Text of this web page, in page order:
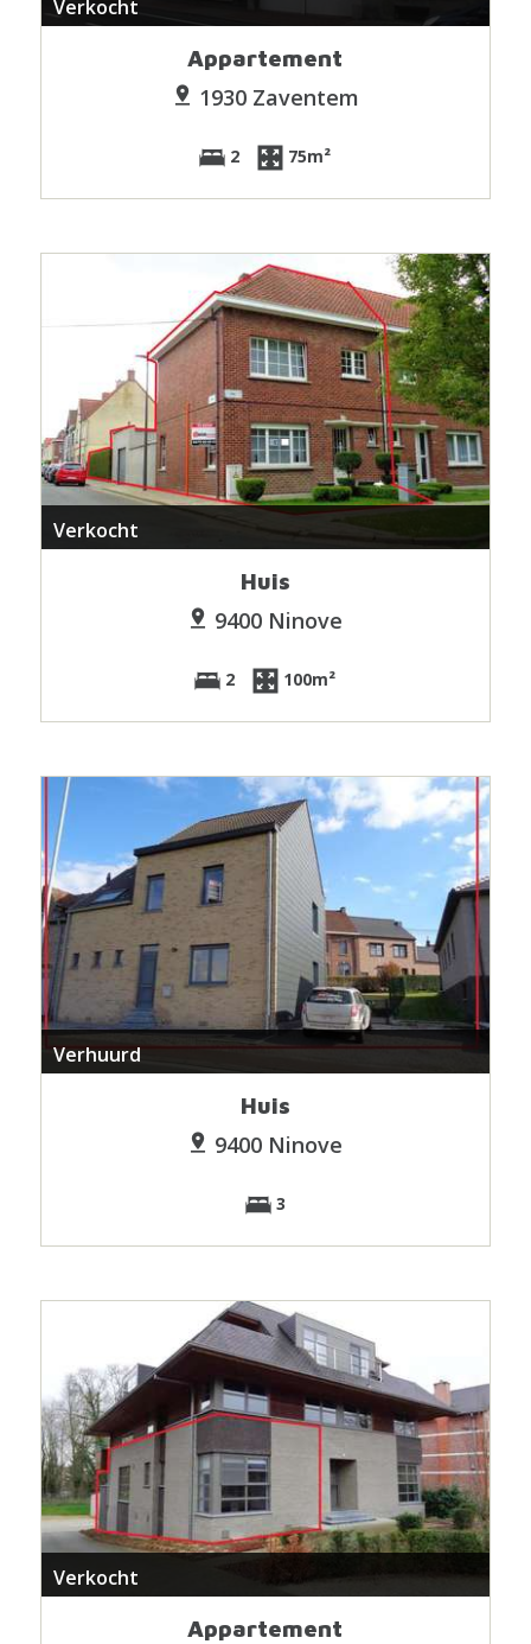
Verkocht
Appartement
1930 Zaventem
2 75m²
Verkocht
Huis
9400 Ninove
2 100m²
Verhuurd
Huis
9400 Ninove
3
Verkocht
Appartement